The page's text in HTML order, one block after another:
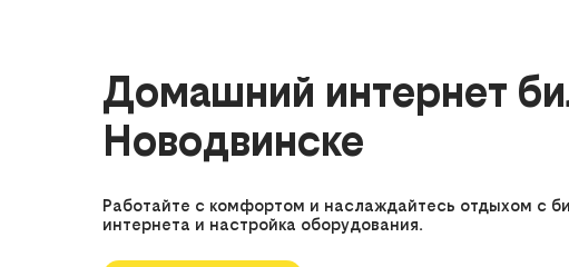
Домашний интернет
Новодвинске
Работайте с комфортом и наслаждайтесь отдыхом с
интернета и настройка оборудования.